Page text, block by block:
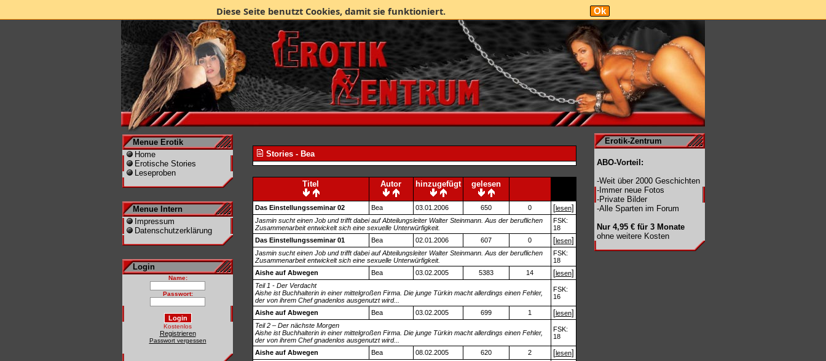
Ok
Diese Seite benutzt Cookies, damit sie funktioniert.
Menue Erotik
Home
Erotische Stories
Leseproben
Menue Intern
Impressum
Datenschutzerklärung
Login
Name:
Passwort:
Kostenlos
Registrieren
Passwort vergessen
Stories - Bea
Titel Autor hinzugefügt gelesen
Das Einstellungsseminar 02 Bea 03.01.2006 650 0 [lesen]
Jasmin sucht einen Job und trifft dabei auf Abteilungsleiter Walter Steinmann. Aus der beruflichen
Zusammenarbeit entwickelt sich eine sexuelle Unterwürfigkeit.
FSK:
18
Das Einstellungsseminar 01
Bea 02.01.2006 607 0 [lesen]
Jasmin sucht einen Job und trifft dabei auf Abteilungsleiter Walter Steinmann. Aus der beruflichen
Zusammenarbeit entwickelt sich eine sexuelle Unterwürfigkeit.
FSK:
18
Aishe auf Abwegen
Bea 03.02.2005 5383 14 [lesen]
Teil 1 - Der Verdacht
Aishe ist Buchhalterin in einer mittelgroßen Firma. Die junge Türkin macht allerdings einen Fehler,
der von ihrem Chef gnadenlos ausgenutzt wird...
FSK:
16
Aishe auf Abwegen Bea 03.02.2005 699 1 [lesen]
Teil 2 – Der nächste Morgen
Aishe ist Buchhalterin in einer mittelgroßen Firma. Die junge Türkin macht allerdings einen Fehler,
der von ihrem Chef gnadenlos ausgenutzt wird...
FSK:
18
Aishe auf Abwegen Bea 08.02.2005 620 2 [lesen]
Erotik-Zentrum
ABO-Vorteil:
-Weit über 2000 Geschichten
-Immer neue Fotos
-Private Bilder
-Alle Sparten im Forum
Nur 4,95 € für 3 Monate
ohne weitere Kosten